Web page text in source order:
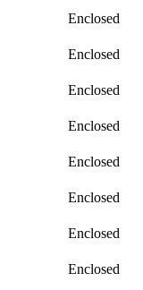
Enclosed
Enclosed
Enclosed
Enclosed
Enclosed
Enclosed
Enclosed
Enclosed